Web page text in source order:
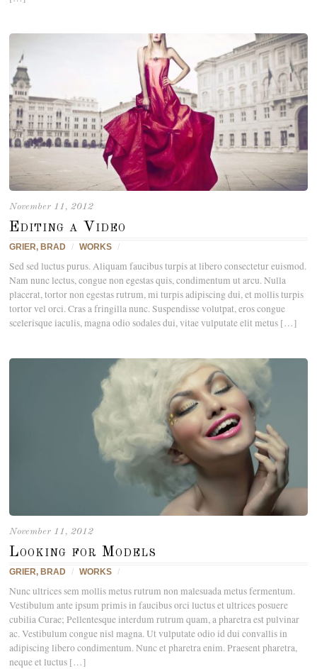
November 11, 2012
Editing a Video
GRIER, BRAD / WORKS /
Sed sed luctus purus. Aliquam faucibus turpis at libero consectetur euismod.
Nam nunc lectus, congue non egestas quis, condimentum ut arcu. Nulla
placerat, tortor non egestas rutrum, mi turpis adipiscing dui, et mollis turpis
tortor vel orci. Cras a fringilla nunc. Suspendisse volutpat, eros congue
scelerisque iaculis, magna odio sodales dui, vitae vulputate elit metus […]
November 11, 2012
Looking for Models
GRIER, BRAD / WORKS /
Nunc ultrices sem mollis metus rutrum non malesuada metus fermentum.
Vestibulum ante ipsum primis in faucibus orci luctus et ultrices posuere
cubilia Curae; Pellentesque interdum rutrum quam, a pharetra est pulvinar
ac. Vestibulum congue nisl magna. Ut vulputate odio id dui convallis in
adipiscing libero condimentum. Nunc et pharetra enim. Praesent pharetra,
neque et luctus […]